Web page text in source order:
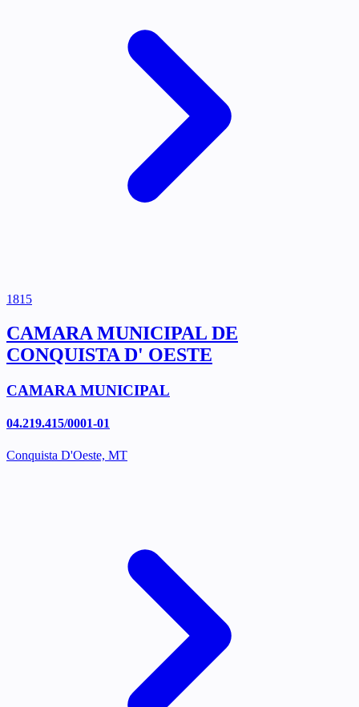
1815
CAMARA MUNICIPAL DE
CONQUISTA D' OESTE
CAMARA MUNICIPAL
04.219.415/0001-01
Conquista D'Oeste, MT